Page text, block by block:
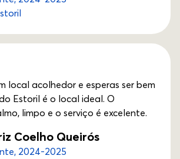
local acolhedor e esperas ser bem
Estoril é o local ideal. O
limpo e o serviço é excelente.
Coelho Queirós
2024-2025